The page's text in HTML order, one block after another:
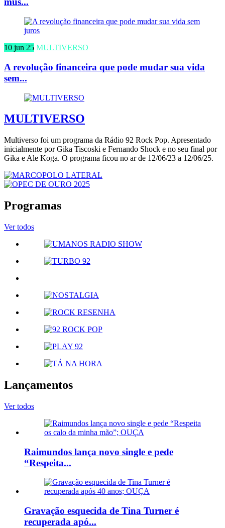
10 jun 25 MULTIVERSO
A revolução financeira que pode mudar sua vida
sem...
MULTIVERSO
Multiverso foi um programa da Rádio 92 Rock Pop. Apresentado
inicialmente por Gika Tiscoski e Fernando Shock e no seu final por
Gika e Ale Koga. O programa ficou no ar de 12/06/23 a 12/06/25.
Programas
Ver todos
Lançamentos
Ver todos
Raimundos lança novo single e pede
“Respeita...
Gravação esquecida de Tina Turner é
recuperada apó...